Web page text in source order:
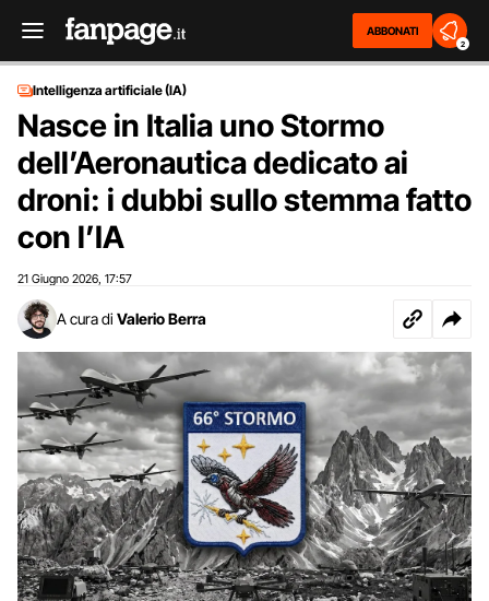
ABBONATI
2
Intelligenza artificiale (IA)
Nasce in Italia uno Stormo
dell’Aeronautica dedicato ai
droni: i dubbi sullo stemma fatto
con l’IA
21 Giugno 2026 17:57
A cura di Valerio Berra